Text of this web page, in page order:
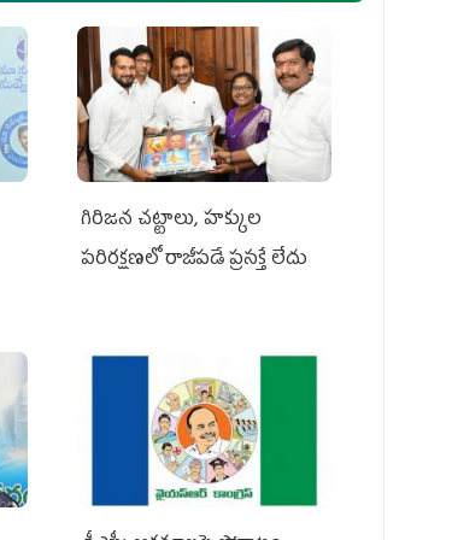
గిరిజన చట్టాలు, హక్కుల
పరిరక్షణలో రాజీపడే ప్రసక్తే లేదు